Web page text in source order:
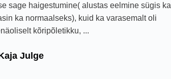
sage haigestumine( alustas eelmine sügis ka
ka normaalseks), kuid ka varasemalt oli
kõripõletikku, ...
Julge